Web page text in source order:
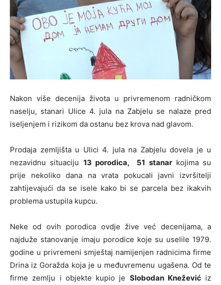
Nakon više decenija života u privremenom radničkom
naselju, stanari Ulice 4. jula na Zabjelu se nalaze pred
iseljenjem i rizikom da ostanu bez krova nad glavom.
Prodaja zemljišta u Ulici 4. jula na Zabjelu dovela je u
nezavidnu situaciju 13 porodica, 51 stanarkojima su
prije nekoliko dana na vrata pokucali javni izvršitelji
zahtijevajući da se isele kako bi se parcela bez ikakvih
problema ustupila kupcu.
Neke od ovih porodica ovdje žive već decenijama, a
najduže stanovanje imaju porodice koje su uselile 1979.
godine u privremeni smještaj namijenjen radnicima firme
Drina iz Goražda koja je u međuvremenu ugašena. Od te
firme zemlju i objekte kupio je Slobodan Kneževićiz